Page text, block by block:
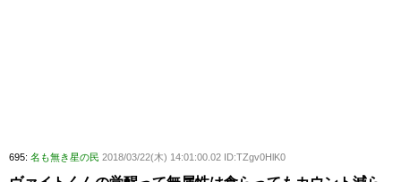
695: 名も無き星の民 2018/03/22(木) 14:01:00.02 ID:TZgv0HlK0